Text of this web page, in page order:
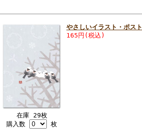
在庫 29枚
購入数
枚
やさしいイラスト・ポス
165円(税込)